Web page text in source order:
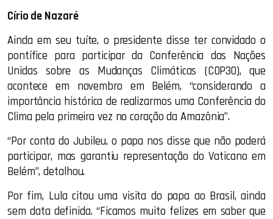
Círio de Nazaré
Ainda em seu tuíte, o presidente disse ter convidado o
pontífice para participar da Conferência das Nações
Unidas sobre as Mudanças Climáticas (COP30), que
acontece em novembro em Belém, “considerando a
importância histórica de realizarmos uma Conferência do
Clima pela primeira vez no coração da Amazônia”.
“Por conta do Jubileu, o papa nos disse que não poderá
participar, mas garantiu representação do Vaticano em
Belém”, detalhou.
Por fim, Lula citou uma visita do papa ao Brasil, ainda
sem data definida. “Ficamos muito felizes em saber que